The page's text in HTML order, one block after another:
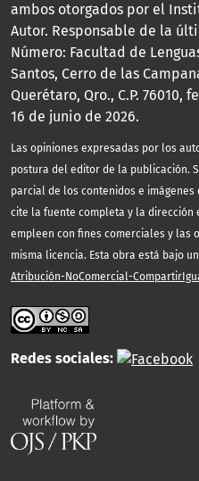
ambos otorgados por el
Autor. Responsable de la
Número: Facultad de
Santos, Cerro de las
Querétaro, Qro., C.P.
16 de junio de 2026.
Las opiniones expresadas por los
postura del editor de la publicación.
parcial de los contenidos e
cite la fuente completa y la dirección
empleen con fines comerciales y las
misma licencia. Esta obra está bajo
Atribución-NoComercial-
Redes sociales: